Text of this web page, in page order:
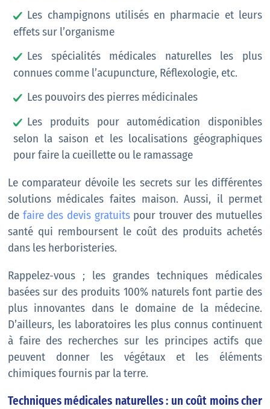
Les champignons utilisés en pharmacie et leurs
effets sur l’organisme
Les spécialités médicales naturelles les plus
connues comme l’acupuncture, Réflexologie, etc.
Les pouvoirs des pierres médicinales
Les produits pour automédication disponibles
selon la saison et les localisations géographiques
pour faire la cueillette ou le ramassage
Le comparateur dévoile les secrets sur les différentes
solutions médicales faites maison. Aussi, il permet
de faire des devis gratuitspour trouver des mutuelles
santé qui remboursent le coût des produits achetés
dans les herboristeries.
Rappelez-vous ; les grandes techniques médicales
basées sur des produits 100% naturels font partie des
plus innovantes dans le domaine de la médecine.
D’ailleurs, les laboratoires les plus connus continuent
à faire des recherches sur les principes actifs que
peuvent donner les végétaux et les éléments
chimiques fournis par la terre.
Techniques médicales naturelles : un coût moins cher